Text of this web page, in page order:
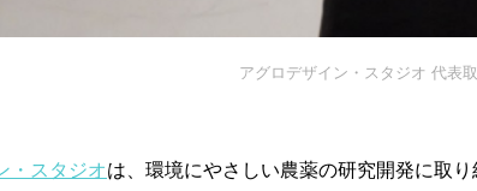
アグロデザイン・スタジオ 代表
・スタジオは、環境にやさしい農薬の研究開発に取